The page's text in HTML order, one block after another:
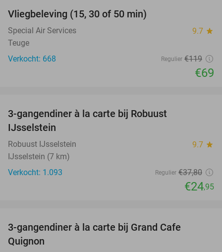
Vliegbeleving (15, 30 of 50 min)
Special Air Services 9.7 star
Teuge
Verkocht: 668
Regulier €119
€69
3-gangendiner à la carte bij Robuust
IJsselstein
Robuust IJsselstein 9.7 star
IJsselstein (7 km)
Verkocht: 1.093
Regulier €37,80
€24,95
3-gangendiner à la carte bij Grand Cafe
Quignon